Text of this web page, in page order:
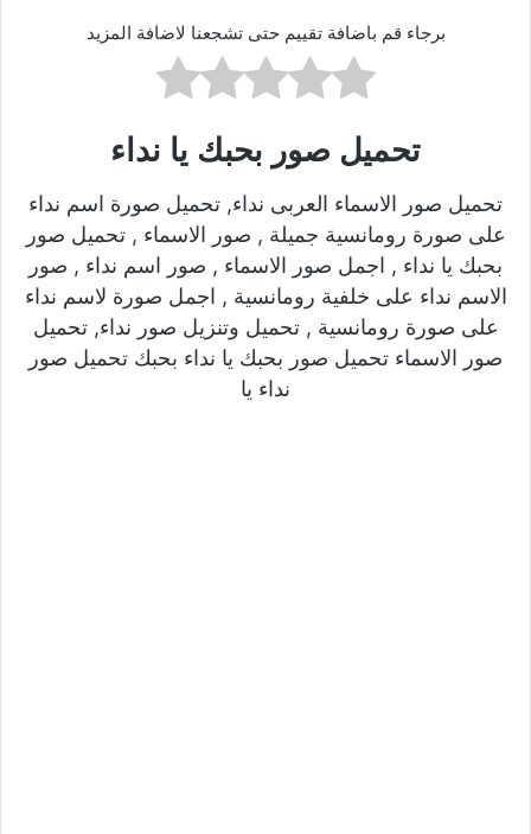
برجاء قم باضافة تقييم حتى تشجعنا لاضافة المزيد
تحميل صور بحبك يا نداء
تحميل صور الاسماء العربى نداء, تحميل صورة اسم نداء
على صورة رومانسية جميلة , صور الاسماء , تحميل صور
بحبك يا نداء , اجمل صور الاسماء , صور اسم نداء , صور
الاسم نداء على خلفية رومانسية , اجمل صورة لاسم نداء
على صورة رومانسية , تحميل وتنزيل صور نداء, تحميل
صور الاسماء تحميل صور بحبك يا نداء بحبك تحميل صور
نداء يا